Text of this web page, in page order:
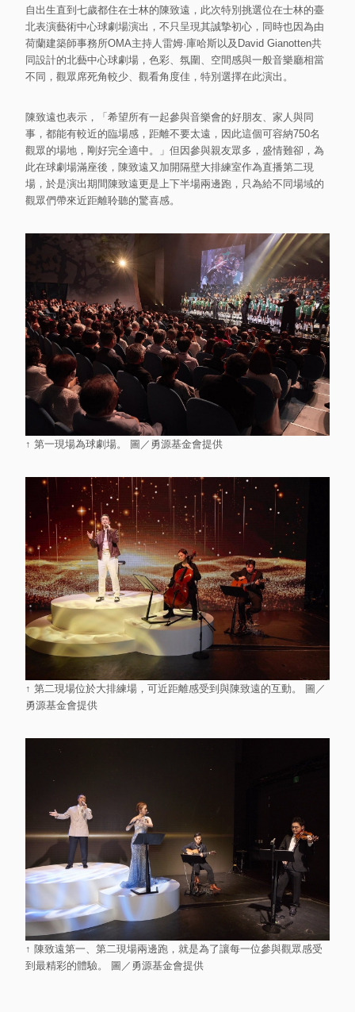
自出生直到七歲都住在士林的陳致遠，此次特別挑選位在士林的臺
北表演藝術中心球劇場演出，不只呈現其誠摯初心，同時也因為由
荷蘭建築師事務所OMA主持人雷姆·庫哈斯以及David Gianotten共
同設計的北藝中心球劇場，色彩、氛圍、空間感與一般音樂廳相當
不同，觀眾席死角較少、觀看角度佳，特別選擇在此演出。
陳致遠也表示，「希望所有一起參與音樂會的好朋友、家人與同
事，都能有較近的臨場感，距離不要太遠，因此這個可容納750名
觀眾的場地，剛好完全適中。」但因參與親友眾多，盛情難卻，為
此在球劇場滿座後，陳致遠又加開隔壁大排練室作為直播第二現
場，於是演出期間陳致遠更是上下半場兩邊跑，只為給不同場域的
觀眾們帶來近距離聆聽的驚喜感。
↑ 第一現場為球劇場。 圖／勇源基金會提供
↑ 第二現場位於大排練場，可近距離感受到與陳致遠的互動。 圖／
勇源基金會提供
↑ 陳致遠第一、第二現場兩邊跑，就是為了讓每一位參與觀眾感受
到最精彩的體驗。 圖／勇源基金會提供